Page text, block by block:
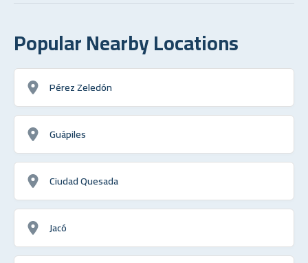
Popular Nearby Locations
Pérez Zeledón
Guápiles
Ciudad Quesada
Jacó